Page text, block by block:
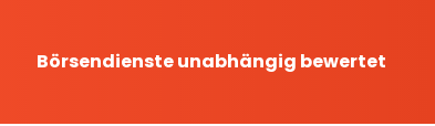
Börsendienste unabhängig bewertet